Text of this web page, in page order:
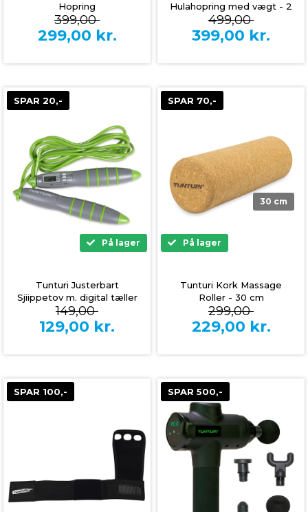
Hopring
399,00
299,00 kr.
Hulahopring med vægt - 2
kg
499,00
399,00 kr.
SPAR 20,-
På lager
Tunturi Justerbart
Sjiippetov m. digital tæller
- 300 cm
149,00
129,00 kr.
SPAR 70,-
30 cm
På lager
Tunturi Kork Massage
Roller - 30 cm
299,00
229,00 kr.
SPAR 100,- SPAR 500,-